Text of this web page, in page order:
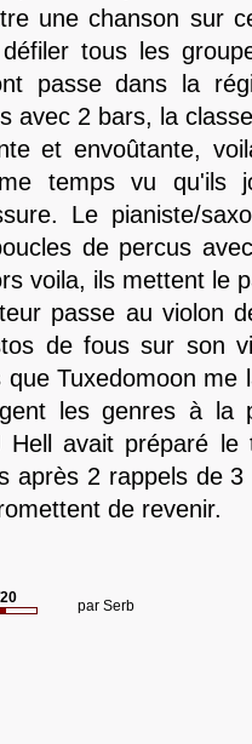
une chanson sur
tous les
passe dans la
avec 2 bars, la
et envoûtante,
temps vu qu'ils
Le pianiste/
de percus
voila, ils mettent le
passe au violon
de fous sur son
que Tuxedomoon
les genres à la
Hell avait préparé le
après 2 rappels de
de revenir.
par Serb